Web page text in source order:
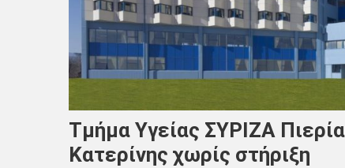
Τμήμα Υγείας ΣΥΡΙΖΑ
Κατερίνης χωρίς στήριξη